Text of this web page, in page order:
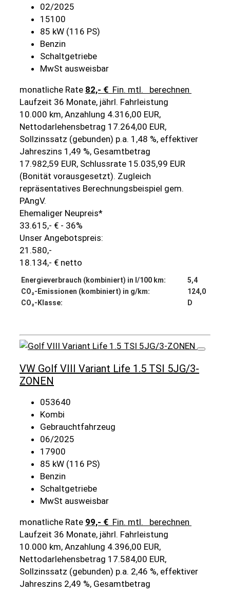
02/2025
15100
85 kW (116 PS)
Benzin
Schaltgetriebe
MwSt ausweisbar
monatliche Rate 82,- € Fin. mtl.
berechnen
Laufzeit 36 Monate, jährl. Fahrleistung
10.000 km, Anzahlung 4.316,00 EUR,
Nettodarlehensbetrag 17.264,00 EUR,
Sollzinssatz (gebunden) p.a. 1,48 %, effektiver
Jahreszins 1,49 %, Gesamtbetrag
17.982,59 EUR, Schlussrate 15.035,99 EUR
(Bonität vorausgesetzt). Zugleich
repräsentatives Berechnungsbeispiel gem.
PAngV.
Ehemaliger Neupreis*
33.615,- € - 36%
Unser Angebotspreis:
21.580,-
18.134,- € netto
Energieverbrauch (kombiniert) in l/100 km:
5,4
CO₂-Emissionen (kombiniert) in g/km:
124,0
CO₂-Klasse:
D
VW Golf VIII Variant Life 1.5 TSI 5JG/3-
ZONEN
053640
Kombi
Gebrauchtfahrzeug
06/2025
17900
85 kW (116 PS)
Benzin
Schaltgetriebe
MwSt ausweisbar
monatliche Rate 99,- € Fin. mtl.
berechnen
Laufzeit 36 Monate, jährl. Fahrleistung
10.000 km, Anzahlung 4.396,00 EUR,
Nettodarlehensbetrag 17.584,00 EUR,
Sollzinssatz (gebunden) p.a. 2,46 %, effektiver
Jahreszins 2,49 %, Gesamtbetrag